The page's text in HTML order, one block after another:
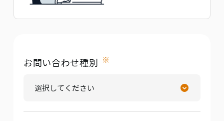
お問い合わせ種別 ※